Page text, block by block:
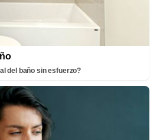
del baño sin esfuerzo?